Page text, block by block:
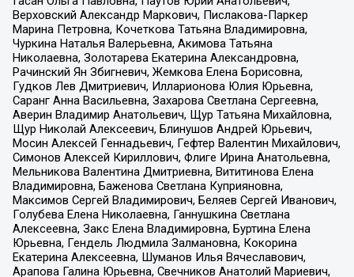
Верховский Александр Маркович, Пислакова-Паркер
Марина Петровна, Кочеткова Татьяна Владимировна,
Чуркина Наталья Валерьевна, Акимова Татьяна
Николаевна, Золотарева Екатерина Александровна,
Рачинский Ян Збигневич, Жемкова Елена Борисовна,
Гудков Лев Дмитриевич, Илларионова Юлия Юрьевна,
Саранг Анна Васильевна, Захарова Светлана Сергеевна,
Аверин Владимир Анатольевич, Щур Татьяна Михайловна,
Щур Николай Алексеевич, Блинушов Андрей Юрьевич,
Мосин Алексей Геннадьевич, Гефтер Валентин Михайлович,
Симонов Алексей Кириллович, Флиге Ирина Анатольевна,
Мельникова Валентина Дмитриевна, Вититинова Елена
Владимировна, Баженова Светлана Куприяновна,
Максимов Сергей Владимирович, Беляев Сергей Иванович,
Голубева Елена Николаевна, Ганнушкина Светлана
Алексеевна, Закс Елена Владимировна, Буртина Елена
Юрьевна, Гендель Людмила Залмановна, Кокорина
Екатерина Алексеевна, Шуманов Илья Вячеславович,
Арапова Галина Юрьевна, Свечников Анатолий Мариевич,